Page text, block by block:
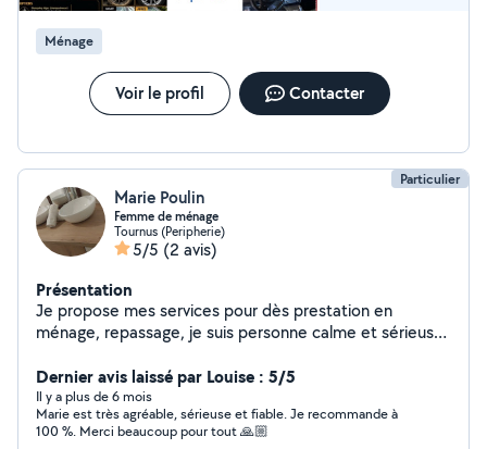
Ménage
Voir le profil Contacter
Particulier
Marie Poulin
Femme de ménage
Tournus (Peripherie)
5/5 (2 avis)
Présentation
Je propose mes services pour dès prestation en
ménage, repassage, je suis personne calme et sérieuse
contacter. Je suis disponible immédiatement. Paiement
par chèque cesu accepté. Merci
Dernier avis laissé par Louise : 5/5
Il y a plus de 6 mois
Marie est très agréable, sérieuse et fiable. Je recommande à
100 %. Merci beaucoup pour tout 🙏🏼